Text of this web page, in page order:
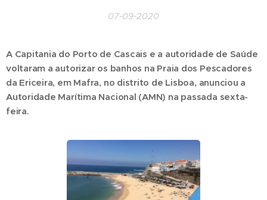
07-09-2020
A Capitania do Porto de Cascais e a autoridade de Saúde
voltaram a autorizar os banhos na Praia dos Pescadores
da Ericeira, em Mafra, no distrito de Lisboa, anunciou a
Autoridade Marítima Nacional (AMN) na passada sexta-
feira.